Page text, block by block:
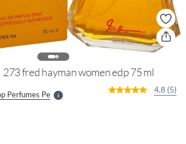
273 fred hayman women edp 75 ml
Perfumes PeS
l
e
I
n
f
4.8 (5)